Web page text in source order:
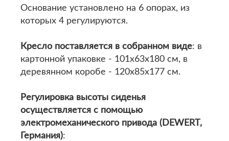
Основание установлено на 6 опорах, из
которых 4 регулируются.
Кресло поставляется в собранном виде: в
картонной упаковке - 101х63х180 см, в
деревянном коробе - 120х85х177 см.
Регулировка высоты сиденья
осуществляется с помощью
электромеханического привода (DEWERT,
Германия):